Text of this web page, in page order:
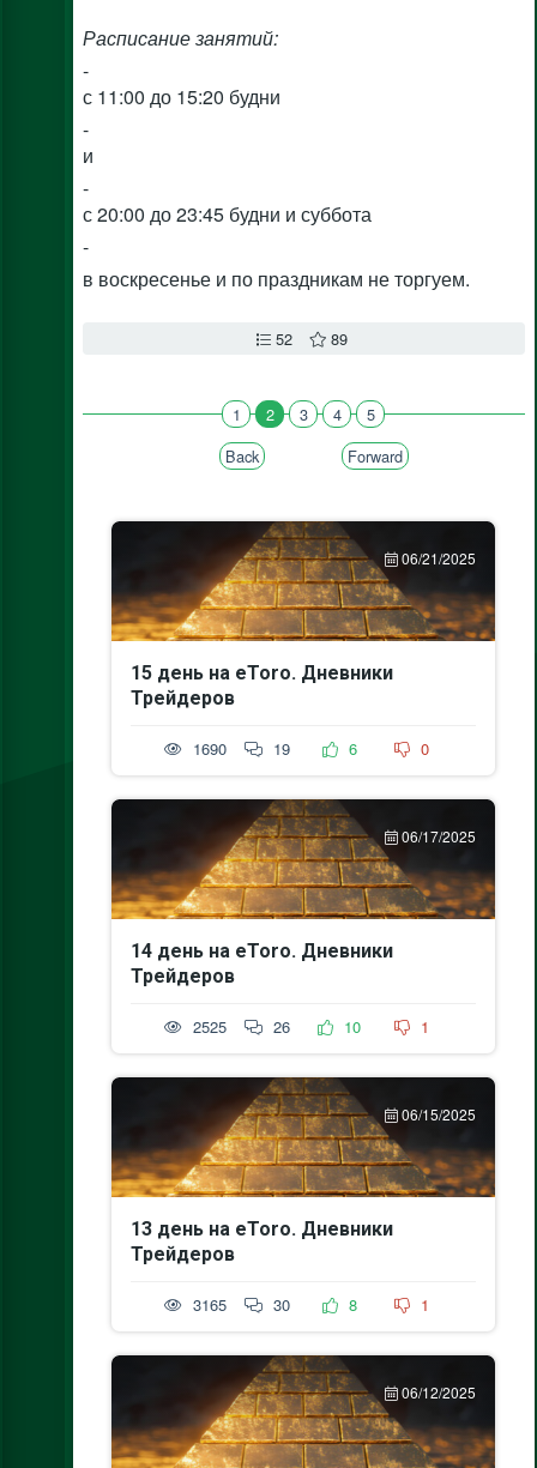
Расписание занятий:
-
с 11:00 до 15:20 будни
-
и
-
с 20:00 до 23:45 будни и суббота
-
в воскресенье и по праздникам не торгуем.
52 89
Back
1 2 3 4
5
Forward
06/21/2025
15 день на eToro. Дневники
Трейдеров
1690 19 6 0
06/17/2025
14 день на eToro. Дневники
Трейдеров
2525 26 10 1
06/15/2025
13 день на eToro. Дневники
Трейдеров
3165 30 8 1
06/12/2025